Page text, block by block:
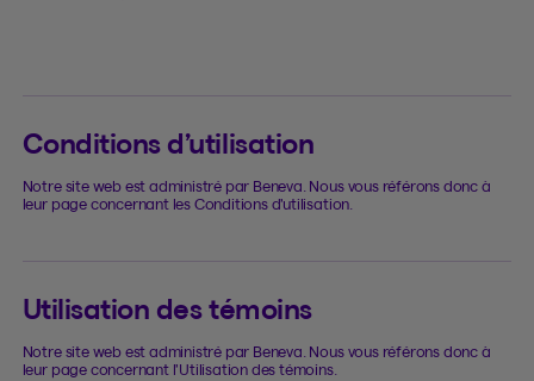
Conditions d’utilisation
Notre site web est administré par Beneva. Nous vous référons donc à
leur page concernant les Conditions d’utilisation.
Utilisation des témoins
Notre site web est administré par Beneva. Nous vous référons donc à
leur page concernant l’Utilisation des témoins.